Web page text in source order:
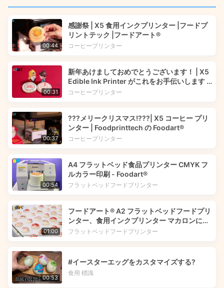
複雑な食用デザインで飲料の表面をどのように変えるのか、
製菓業界向けのチョコレート印刷機能を探求するのか、当社
の食用インク プリンターがどのようにして見事なフード ア
業団地を歩き回り、当社の FDA、FSSC、および HALAL 認
定ソリューションが工場の生産ラインやデスクトップ アプリ
ケーション全体で世界の食品業界のリーダーにどのように役
00:44
感謝祭 | X5 食用インクプリンター |フードプ
リントテック |フードアート®
コーヒープリンター
00:31
新年あけましておめでとうございます！ | X5
Edible Ink Printer がこれをお手伝いします |
Foodart® from Foodprinttech
コーヒープリンター
00:37
???メリークリスマス!???| X5 コーヒー プリ
ンター | Foodprinttech の Foodart®
コーヒープリンター
00:54
A4 フラットベッド食品プリンター CMYK フ
ルカラー印刷 - Foodart®
フラットベッドフードプリンター
01:00
フードアート® A2 フラットベッドフードプリ
ンター、食用インクプリンター マカロンに花
の画像を印刷 | Foodprinttech
フラットベッドフードプリンター
00:53
#イースターエッグをカスタマイズする?
食用 標識